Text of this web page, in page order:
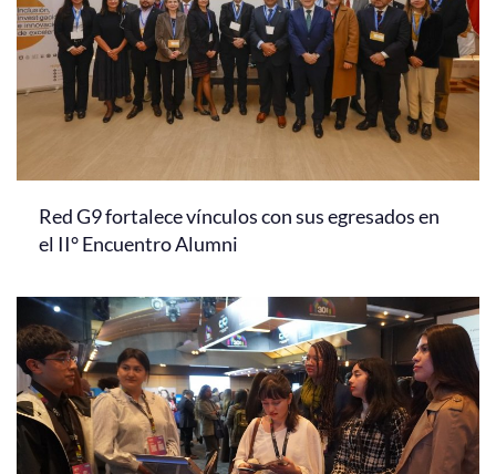
Red G9 fortalece vínculos con sus egresados en
el II° Encuentro Alumni